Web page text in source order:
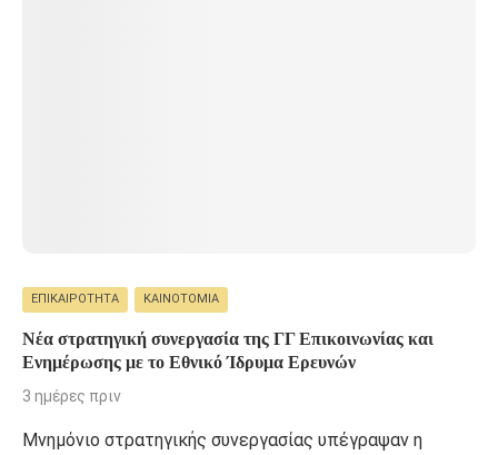
ΕΠΙΚΑΙΡΌΤΗΤΑ ΚΑΙΝΟΤΟΜΊΑ
Νέα στρατηγική συνεργασία της ΓΓ Επικοινωνίας και
Ενημέρωσης με το Εθνικό Ίδρυμα Ερευνών
3 ημέρες πριν
Μνημόνιο στρατηγικής συνεργασίας υπέγραψαν η